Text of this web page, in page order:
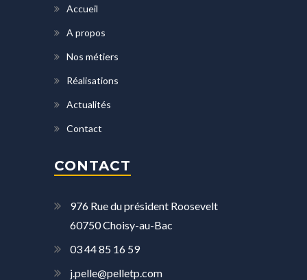
Accueil
A propos
Nos métiers
Réalisations
Actualités
Contact
CONTACT
976 Rue du président Roosevelt
60750 Choisy-au-Bac
03 44 85 16 59
j.pelle@pelletp.com